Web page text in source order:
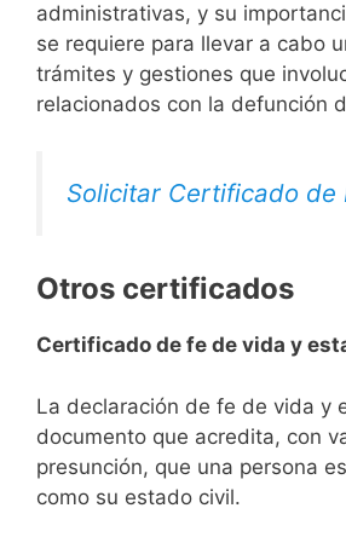
administrativas, y su
se requiere para llevar a cabo
trámites y gestiones que
relacionados con la defunción
Solicitar Certificado de
Otros certificados
Certificado de fe de vida y
La declaración de fe de vida y
documento que acredita, con
presunción, que una persona
como su estado civil.